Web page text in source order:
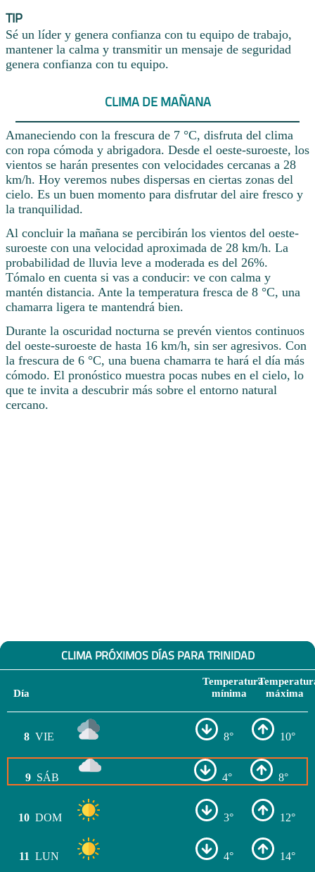
TIP
Sé un líder y genera confianza con tu equipo de trabajo,
mantener la calma y transmitir un mensaje de seguridad
genera confianza con tu equipo.
CLIMA DE MAÑANA
Amaneciendo con la frescura de 7 °C, disfruta del clima
con ropa cómoda y abrigadora. Desde el oeste-suroeste, los
vientos se harán presentes con velocidades cercanas a 28
km/h. Hoy veremos nubes dispersas en ciertas zonas del
cielo. Es un buen momento para disfrutar del aire fresco y
la tranquilidad.
Al concluir la mañana se percibirán los vientos del oeste-
suroeste con una velocidad aproximada de 28 km/h. La
probabilidad de lluvia leve a moderada es del 26%.
Tómalo en cuenta si vas a conducir: ve con calma y
mantén distancia. Ante la temperatura fresca de 8 °C, una
chamarra ligera te mantendrá bien.
Durante la oscuridad nocturna se prevén vientos continuos
del oeste-suroeste de hasta 16 km/h, sin ser agresivos. Con
la frescura de 6 °C, una buena chamarra te hará el día más
cómodo. El pronóstico muestra pocas nubes en el cielo, lo
que te invita a descubrir más sobre el entorno natural
cercano.
CLIMA PRÓXIMOS DÍAS PARA TRINIDAD
Día
Temperatura
mínima
máxima
8 VIE 8° 10°
9 SÁB 4° 8°
10 DOM 3° 12°
11 LUN 4° 14°